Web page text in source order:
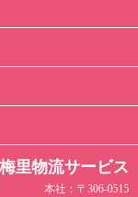
里物流サービス
本社：〒306-0515